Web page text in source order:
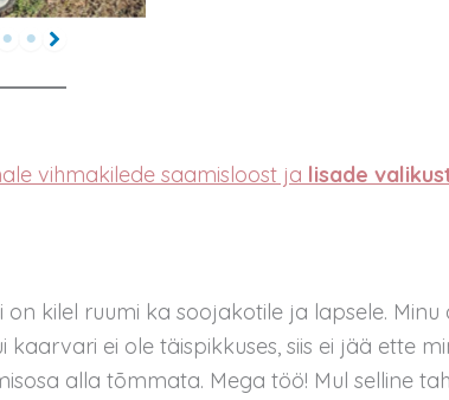
vihmakilede saamisloost ja lisade
on kilel ruumi ka soojakotile ja lapsele.
kaarvari ei ole täispikkuses, siis ei jää ette
alla tõmmata. Mega töö! Mul selline